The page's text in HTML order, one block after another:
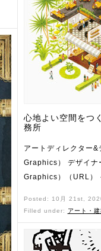
心地よい空間をつ
務所
アートディレクター
Graphics） デザイナ
Graphics）（URL）
Posted: 10月 21st,
Filled under:
アート・